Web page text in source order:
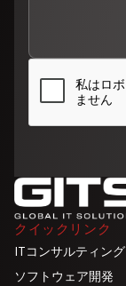
クイックリンク
ITコンサルティング
ソフトウェア開発